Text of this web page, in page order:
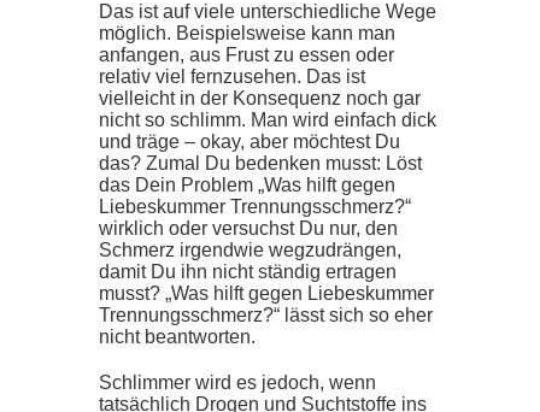
Das ist auf viele unterschiedliche Wege
möglich. Beispielsweise kann man
anfangen, aus Frust zu essen oder
relativ viel fernzusehen. Das ist
vielleicht in der Konsequenz noch gar
nicht so schlimm. Man wird einfach dick
und träge – okay, aber möchtest Du
das? Zumal Du bedenken musst: Löst
das Dein Problem „Was hilft gegen
Liebeskummer Trennungsschmerz?“
wirklich oder versuchst Du nur, den
Schmerz irgendwie wegzudrängen,
damit Du ihn nicht ständig ertragen
musst? „Was hilft gegen Liebeskummer
Trennungsschmerz?“ lässt sich so eher
nicht beantworten.
Schlimmer wird es jedoch, wenn
tatsächlich Drogen und Suchtstoffe ins